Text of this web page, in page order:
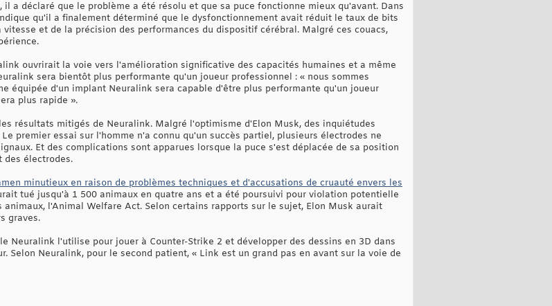
a déclaré que le problème a été résolu et que sa puce fonctionne mieux qu'avant. Dans
qu'il a finalement déterminé que le dysfonctionnement avait réduit le taux de bits
vitesse et de la précision des performances du dispositif cérébral. Malgré ces couacs,
ouvrirait la voie vers l'amélioration significative des capacités humaines et a même
sera bientôt plus performante qu'un joueur professionnel : « nous sommes
équipée d'un implant Neuralink sera capable d'être plus performante qu'un joueur
plus rapide ».
résultats mitigés de Neuralink. Malgré l'optimisme d'Elon Musk, des inquiétudes
premier essai sur l'homme n'a connu qu'un succès partiel, plusieurs électrodes ne
Et des complications sont apparues lorsque la puce s'est déplacée de sa position
électrodes.
minutieux en raison de problèmes techniques et d'accusations de cruauté envers les
tué jusqu'à 1 500 animaux en quatre ans et a été poursuivi pour violation potentielle
l'Animal Welfare Act. Selon certains rapports sur le sujet, Elon Musk aurait
graves.
Neuralink l'utilise pour jouer à Counter-Strike 2 et développer des dessins en 3D dans
Selon Neuralink, pour le second patient, « Link est un grand pas en avant sur la voie de